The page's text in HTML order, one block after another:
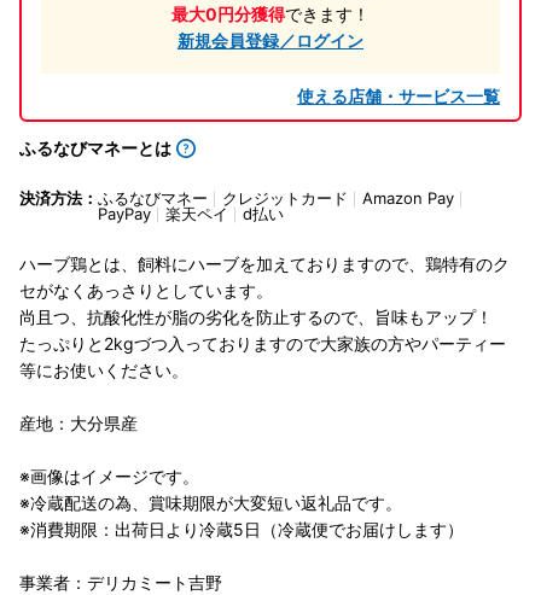
最大0円分獲得できます！
新規会員登録／ログイン
使える店舗・サービス一覧
ふるなびマネーとは
決済方法： ふるなびマネー クレジットカード
Amazon Pay
PayPay
楽天ペイ d払い
ハーブ鶏とは、飼料にハーブを加えておりますので、鶏特有のク
セがなくあっさりとしています。
尚且つ、抗酸化性が脂の劣化を防止するので、旨味もアップ！
たっぷりと2kgづつ入っておりますので大家族の方やパーティー
等にお使いください。
産地：大分県産
※画像はイメージです。
※冷蔵配送の為、賞味期限が大変短い返礼品です。
※消費期限：出荷日より冷蔵5日（冷蔵便でお届けします）
事業者：デリカミート吉野